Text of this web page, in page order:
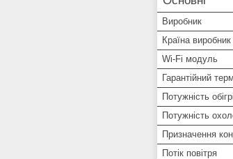
Виробник
Країна виробник
Wi-Fi модуль
Гарантійний
Потужність
Потужність
Призначення
Потік повітря